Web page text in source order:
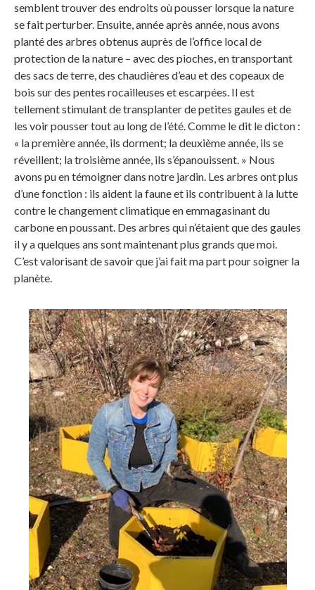
semblent trouver des endroits où pousser lorsque la nature
se fait perturber. Ensuite, année après année, nous avons
planté des arbres obtenus auprès de l’office local de
protection de la nature – avec des pioches, en transportant
des sacs de terre, des chaudières d’eau et des copeaux de
bois sur des pentes rocailleuses et escarpées. Il est
tellement stimulant de transplanter de petites gaules et de
les voir pousser tout au long de l’été. Comme le dit le dicton :
« la première année, ils dorment; la deuxième année, ils se
réveillent; la troisième année, ils s’épanouissent. » Nous
avons pu en témoigner dans notre jardin. Les arbres ont plus
d’une fonction : ils aident la faune et ils contribuent à la lutte
contre le changement climatique en emmagasinant du
carbone en poussant. Des arbres qui n’étaient que des gaules
il y a quelques ans sont maintenant plus grands que moi.
C’est valorisant de savoir que j’ai fait ma part pour soigner la
planète.